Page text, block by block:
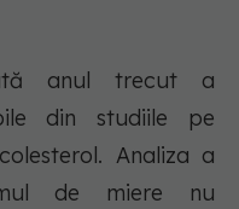
anul trecut a
din studiile pe
Analiza a
de miere nu